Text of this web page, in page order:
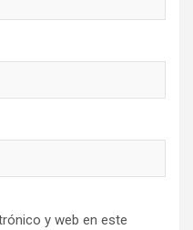
y web en este